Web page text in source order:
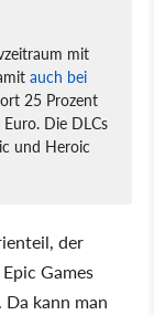
mit
auch bei
25 Prozent
Die DLCs
und Heroic
der
Games
. Da kann man